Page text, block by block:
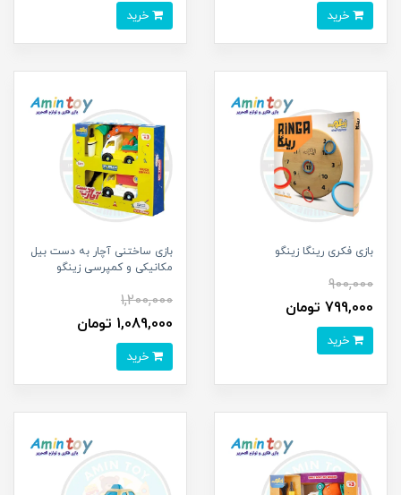
بازی فکری رینگا زینگو
900,000
799,000 تومان
بازی ساختنی آچار به دست بیل
مکانیکی و کمپرسی زینگو
1,200,000
1,089,000 تومان